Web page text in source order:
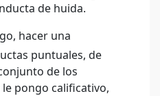
de huida.
hacer una
puntuales, de
de los
pongo calificativo,